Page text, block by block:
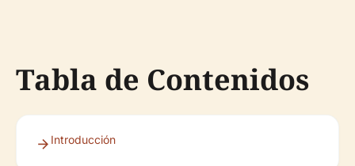
Tabla de Contenidos
Introducción